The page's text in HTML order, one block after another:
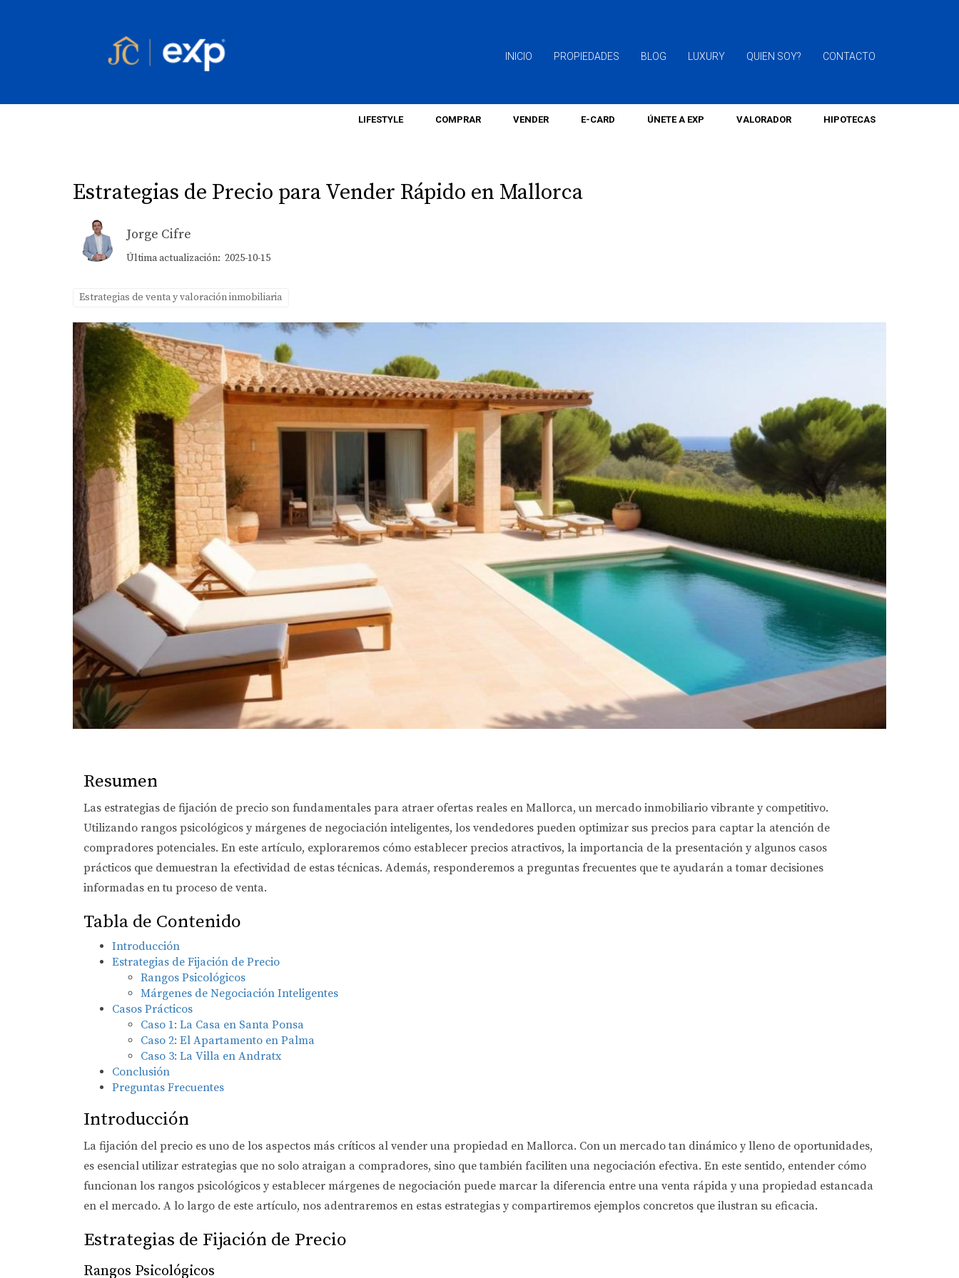
INICIO PROPIEDADES BLOG LUXURY QUIEN SOY? CONTACTO
LIFESTYLE COMPRAR VENDER E-CARD ÚNETE A EXP VALORADOR HIPOTECAS
Estrategias de Precio para Vender Rápido en Mallorca
Jorge Cifre
Última actualización: 2025-10-15
Estrategias de venta y valoración inmobiliaria
Resumen
Las estrategias de fijación de precio son fundamentales para atraer ofertas reales en Mallorca, un mercado inmobiliario vibrante y competitivo.
Utilizando rangos psicológicos y márgenes de negociación inteligentes, los vendedores pueden optimizar sus precios para captar la atención de
compradores potenciales. En este artículo, exploraremos cómo establecer precios atractivos, la importancia de la presentación y algunos casos
prácticos que demuestran la efectividad de estas técnicas. Además, responderemos a preguntas frecuentes que te ayudarán a tomar decisiones
informadas en tu proceso de venta.
Tabla de Contenido
Introducción
Estrategias de Fijación de Precio
Rangos Psicológicos
Márgenes de Negociación Inteligentes
Casos Prácticos
Caso 1: La Casa en Santa Ponsa
Caso 2: El Apartamento en Palma
Caso 3: La Villa en Andratx
Conclusión
Preguntas Frecuentes
Introducción
La fijación del precio es uno de los aspectos más críticos al vender una propiedad en Mallorca. Con un mercado tan dinámico y lleno de oportunidades,
es esencial utilizar estrategias que no solo atraigan a compradores, sino que también faciliten una negociación efectiva. En este sentido, entender cómo
funcionan los rangos psicológicos y establecer márgenes de negociación puede marcar la diferencia entre una venta rápida y una propiedad estancada
en el mercado. A lo largo de este artículo, nos adentraremos en estas estrategias y compartiremos ejemplos concretos que ilustran su eficacia.
Estrategias de Fijación de Precio
Rangos Psicológicos